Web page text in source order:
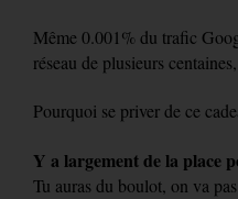
Même 0.001% du trafic
réseau de plusieurs
Pourquoi se priver de ce
Y a largement de la place
Tu auras du boulot, on va